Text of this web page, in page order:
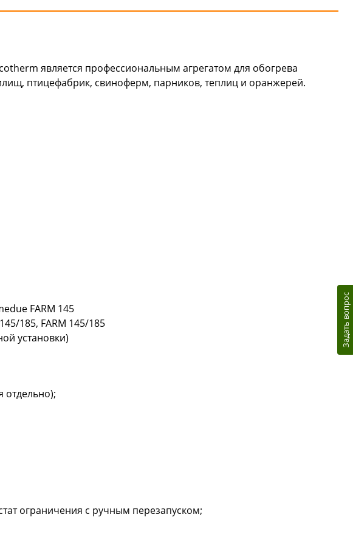
является профессиональным агрегатом для обогрева
птицефабрик, свиноферм, парников, теплиц и оранжерей.
FARM 145
185, FARM 145/185
установки)
отдельно);
ограничения с ручным перезапуском;
Задать вопрос